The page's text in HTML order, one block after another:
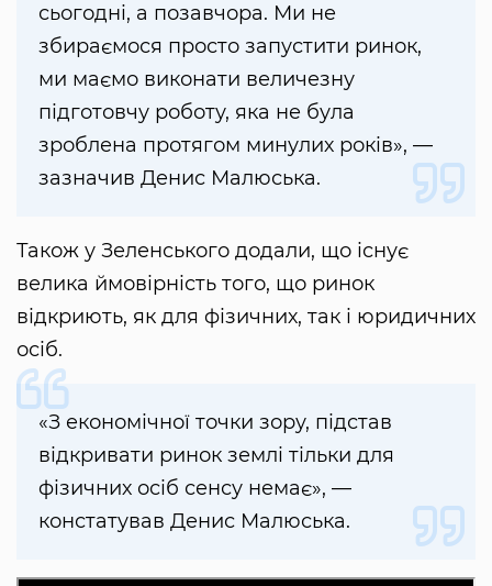
сьогодні, а позавчора. Ми не
збираємося просто запустити ринок,
ми маємо виконати величезну
підготовчу роботу, яка не була
зроблена протягом минулих років», —
зазначив Денис Малюська.
Також у Зеленського додали, що існує
велика ймовірність того, що ринок
відкриють, як для фізичних, так і юридичних
осіб.
«З економічної точки зору, підстав
відкривати ринок землі тільки для
фізичних осіб сенсу немає», —
констатував Денис Малюська.